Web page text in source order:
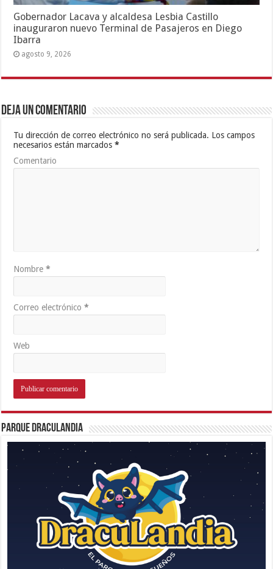
Gobernador Lacava y alcaldesa Lesbia Castillo
inauguraron nuevo Terminal de Pasajeros en Diego
Ibarra
agosto 9, 2026
Deja un comentario
Tu dirección de correo electrónico no será publicada. Los campos
necesarios están marcados*
Comentario
Nombre*
Correo electrónico*
Web
Parque Draculandia